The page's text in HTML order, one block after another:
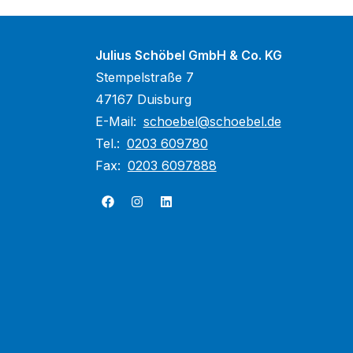
Julius Schöbel GmbH & Co. KG
Stempelstraße 7
47167 Duisburg
E-Mail: schoebel@schoebel.de
Tel.: 0203 609780
Fax: 0203 6097888